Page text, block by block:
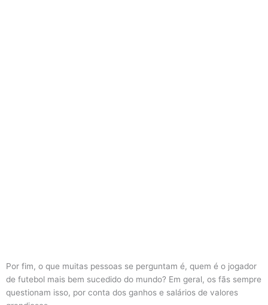
Por fim, o que muitas pessoas se perguntam é, quem é o jogador
de futebol mais bem sucedido do mundo? Em geral, os fãs sempre
questionam isso, por conta dos ganhos e salários de valores